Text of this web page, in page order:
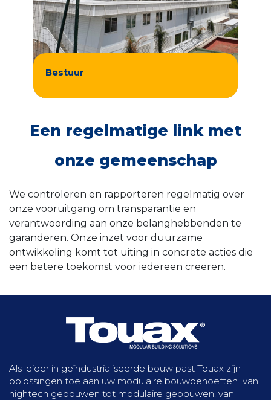
Bestuur
Een regelmatige link met
onze gemeenschap
We controleren en rapporteren regelmatig over
onze vooruitgang om transparantie en
verantwoording aan onze belanghebbenden te
garanderen. Onze inzet voor duurzame
ontwikkeling komt tot uiting in concrete acties die
een betere toekomst voor iedereen creëren.
Als leider in geïndustrialiseerde bouw past Touax zijn
oplossingen toe aan uw modulaire bouwbehoeften van
hightech gebouwen tot modulaire gebouwen, van